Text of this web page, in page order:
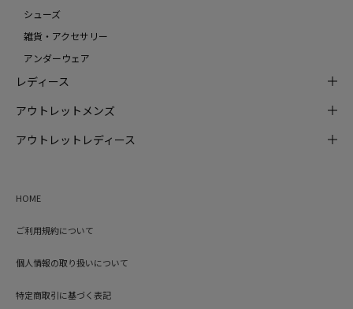
シューズ
雑貨・アクセサリー
アンダーウェア
レディース
アウトレットメンズ
アウトレットレディース
HOME
ご利用規約について
個人情報の取り扱いについて
特定商取引に基づく表記